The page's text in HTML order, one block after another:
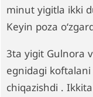
minut yigitla ikki
Keyin poza
3ta yigit Gulnora
egnidagi
chiqazishdi .